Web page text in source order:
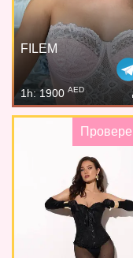
FILEM
1h: 1900 AED